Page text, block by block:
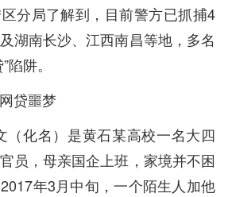
分局了解到，目前警方已抓捕4
湖南长沙、江西南昌等地，多名
阱。
贷噩梦
化名）是黄石某高校一名大四
员，母亲国企上班，家境并不困
年3月中旬，一个陌生人加他